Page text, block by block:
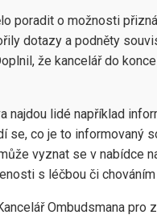
poradit o možnosti
dotazy a podněty
že kancelář do
najdou lidé například
se, co je to informovaný
vyznat se v nabídce
s léčbou či
Ombudsmana